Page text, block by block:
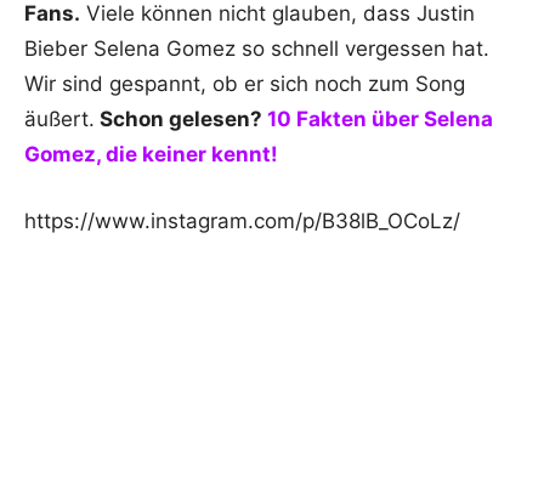
Fans. Viele können nicht glauben, dass Justin
Bieber Selena Gomez so schnell vergessen hat.
Wir sind gespannt, ob er sich noch zum Song
äußert. Schon gelesen? 10 Fakten über Selena
Gomez, die keiner kennt!
https://www.instagram.com/p/B38lB_OCoLz/